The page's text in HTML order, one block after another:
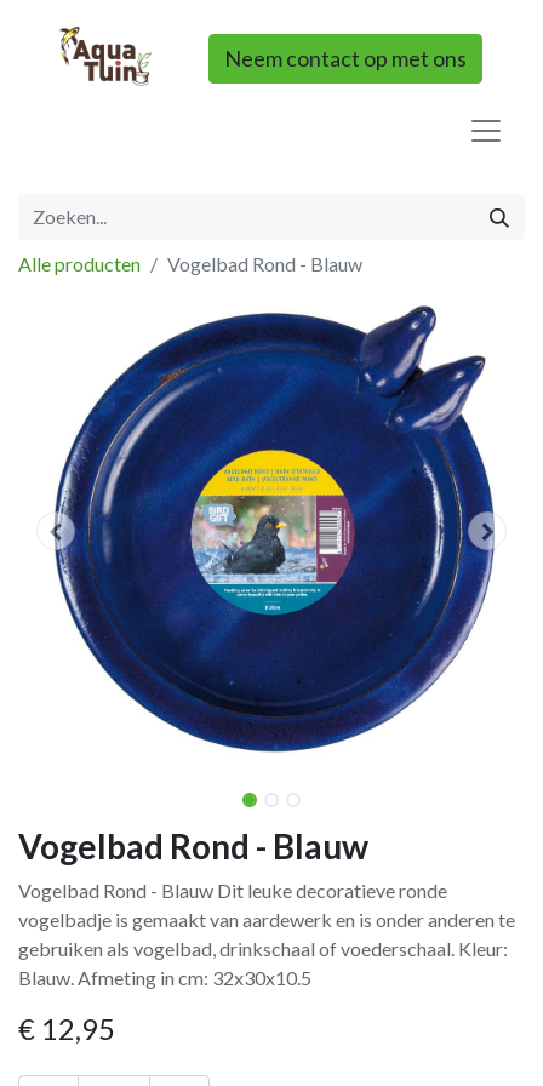
Neem contact op met ons
Alle producten Vogelbad Rond - Blauw
Vogelbad Rond - Blauw
Vogelbad Rond - Blauw Dit leuke decoratieve ronde
vogelbadje is gemaakt van aardewerk en is onder anderen te
gebruiken als vogelbad, drinkschaal of voederschaal. Kleur:
Blauw. Afmeting in cm: 32x30x10.5
€ 12,95